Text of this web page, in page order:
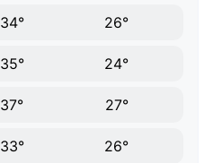
34° 26°
35° 24°
37° 27°
33° 26°